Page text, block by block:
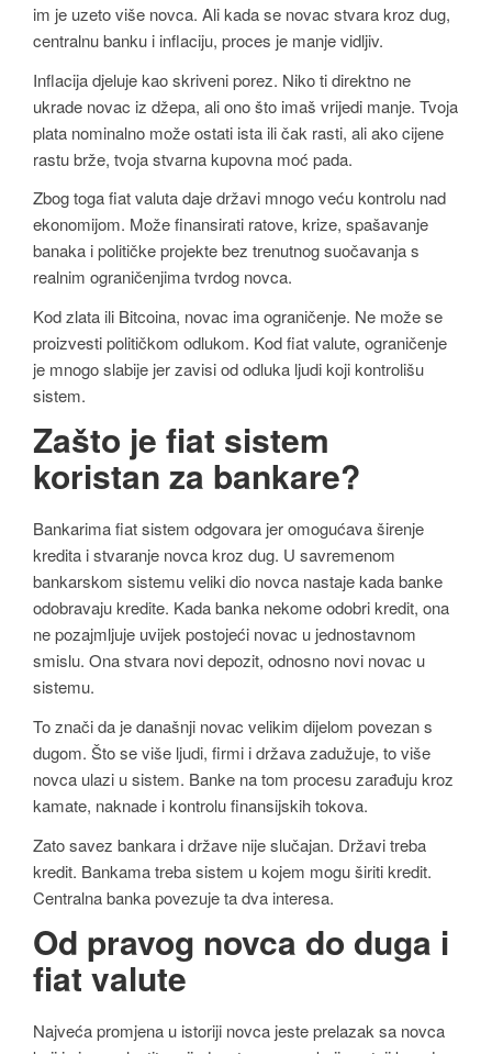
im je uzeto više novca. Ali kada se novac stvara kroz dug,
centralnu banku i inflaciju, proces je manje vidljiv.
Inflacija djeluje kao skriveni porez. Niko ti direktno ne
ukrade novac iz džepa, ali ono što imaš vrijedi manje. Tvoja
plata nominalno može ostati ista ili čak rasti, ali ako cijene
rastu brže, tvoja stvarna kupovna moć pada.
Zbog toga fiat valuta daje državi mnogo veću kontrolu nad
ekonomijom. Može finansirati ratove, krize, spašavanje
banaka i političke projekte bez trenutnog suočavanja s
realnim ograničenjima tvrdog novca.
Kod zlata ili Bitcoina, novac ima ograničenje. Ne može se
proizvesti političkom odlukom. Kod fiat valute, ograničenje
je mnogo slabije jer zavisi od odluka ljudi koji kontrolišu
sistem.
Zašto je fiat sistem
koristan za bankare?
Bankarima fiat sistem odgovara jer omogućava širenje
kredita i stvaranje novca kroz dug. U savremenom
bankarskom sistemu veliki dio novca nastaje kada banke
odobravaju kredite. Kada banka nekome odobri kredit, ona
ne pozajmljuje uvijek postojeći novac u jednostavnom
smislu. Ona stvara novi depozit, odnosno novi novac u
sistemu.
To znači da je današnji novac velikim dijelom povezan s
dugom. Što se više ljudi, firmi i država zadužuje, to više
novca ulazi u sistem. Banke na tom procesu zarađuju kroz
kamate, naknade i kontrolu finansijskih tokova.
Zato savez bankara i države nije slučajan. Državi treba
kredit. Bankama treba sistem u kojem mogu širiti kredit.
Centralna banka povezuje ta dva interesa.
Od pravog novca do duga i
fiat valute
Najveća promjena u istoriji novca jeste prelazak sa novca